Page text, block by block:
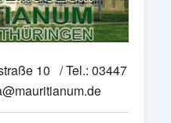
10 / Tel.: 03447